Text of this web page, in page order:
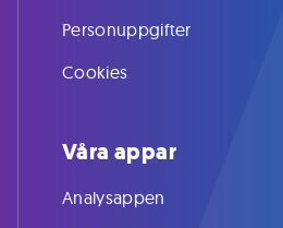
Personuppgifter
Cookies
Våra appar
Analysappen